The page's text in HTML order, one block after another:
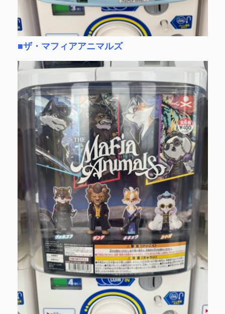
■ザ・マフィアアニマルズ